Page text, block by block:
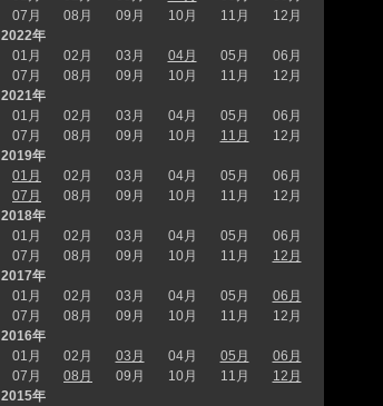
07月
08月 09月 10月 11月
12月
2022年
01月
02月 03月 04月 05月
06月
07月
08月 09月 10月 11月
12月
2021年
01月
02月 03月 04月 05月
06月
07月
08月 09月 10月 11月
12月
2019年
01月
02月 03月 04月 05月
06月
07月
08月 09月 10月 11月
12月
2018年
01月
02月 03月 04月 05月
06月
07月
08月 09月 10月 11月
12月
2017年
01月
02月 03月 04月 05月
06月
07月
08月 09月 10月 11月
12月
2016年
01月
02月 03月 04月 05月
06月
07月
08月 09月 10月 11月
12月
2015年